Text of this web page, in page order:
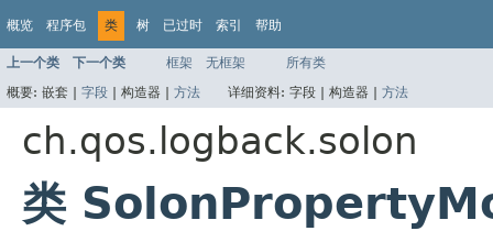
概览 程序包 类 树 已过时 索引 帮助
上一个类 下一个类 框架 无框架
所有类
概要: 嵌套 | 字段 | 构造器 | 方法 详细资料: 字段 | 构造器 | 方法
ch.qos.logback.solon
类